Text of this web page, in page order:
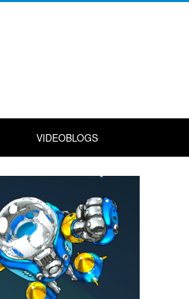
VIDEOBLOGS